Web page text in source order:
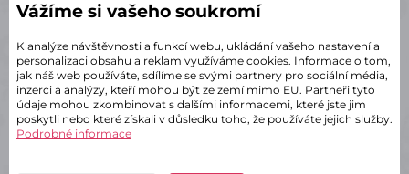
Vážíme si vašeho soukromí
K analýze návštěvnosti a funkcí webu, ukládání vašeho nastavení a
personalizaci obsahu a reklam využíváme cookies. Informace o tom,
jak náš web používáte, sdílíme se svými partnery pro sociální média,
inzerci a analýzy, kteří mohou být ze zemí mimo EU. Partneři tyto
údaje mohou zkombinovat s dalšími informacemi, které jste jim
poskytli nebo které získali v důsledku toho, že používáte jejich služby.
Podrobné informace